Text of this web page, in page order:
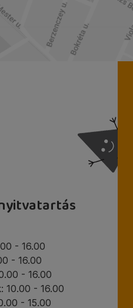
- 16.00
- 16.00
- 16.00
10.00 - 16.00
- 15.00